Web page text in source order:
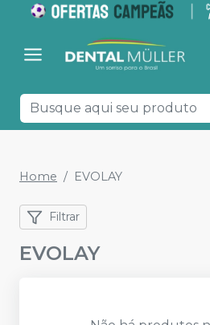
Home EVOLAY
Filtrar
EVOLAY